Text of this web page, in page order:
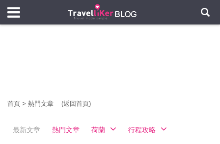
首頁 > 熱門文章 (返回首頁)
最新文章 熱門文章 荷蘭 行程攻略